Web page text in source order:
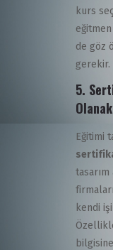
kurs
de göz
gerekir.
5.
Eğitimi
kendi